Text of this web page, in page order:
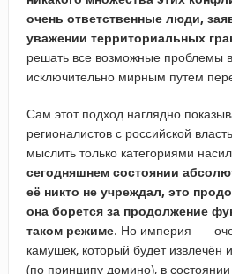
очень ответственные люди,
уважении территориальных
решать все возможные проблемы
исключительно мирным путем
Сам этот подход наглядно
регионалистов с российской
мыслить только категориями
сегодняшнем состоянии
её никто не учреждал, это
она борется за продолжение
таком режиме. Но империя —
камушек, который будет извлечён
(по принципу домино), в